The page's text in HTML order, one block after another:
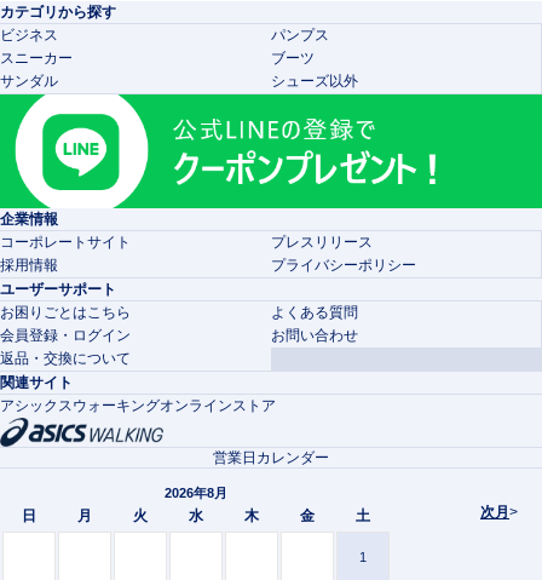
カテゴリから探す
ビジネス
パンプス
スニーカー
ブーツ
サンダル
シューズ以外
企業情報
コーポレートサイト
プレスリリース
採用情報
プライバシーポリシー
ユーザーサポート
お困りごとはこちら
よくある質問
会員登録・ログイン
お問い合わせ
返品・交換について
関連サイト
アシックスウォーキングオンラインストア
次月 >
営業日カレンダー
2026年8月
日 月 火 水 木 金 土
1